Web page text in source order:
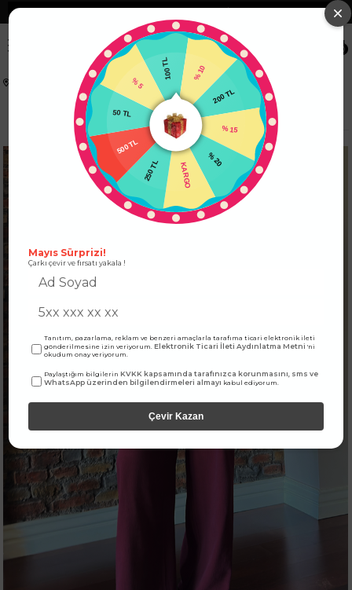
❯
0
ÜST GİYİM TAKIM
Premium Kalite Önden Bağlamalı Kimono Takım Bordo
% 10
200 TL
% 15
% 20
KARGO
250 TL
500 TL
50 TL
% 5
Mayıs Sürprizi!
Çarkı çevir ve fırsatı yakala !
Tanıtım, pazarlama, reklam ve benzeri amaçlarla tarafıma ticari elektronik ileti
gönderilmesine izin veriyorum.Elektronik Ticari İleti Aydınlatma Metni 'ni
okudum onay veriyorum.
Paylaştığım bilgilerinKVKK kapsamında tarafınızca korunmasını, sms ve
WhatsApp üzerinden bilgilendirmeleri almayı kabul ediyorum.
Çevir Kazan